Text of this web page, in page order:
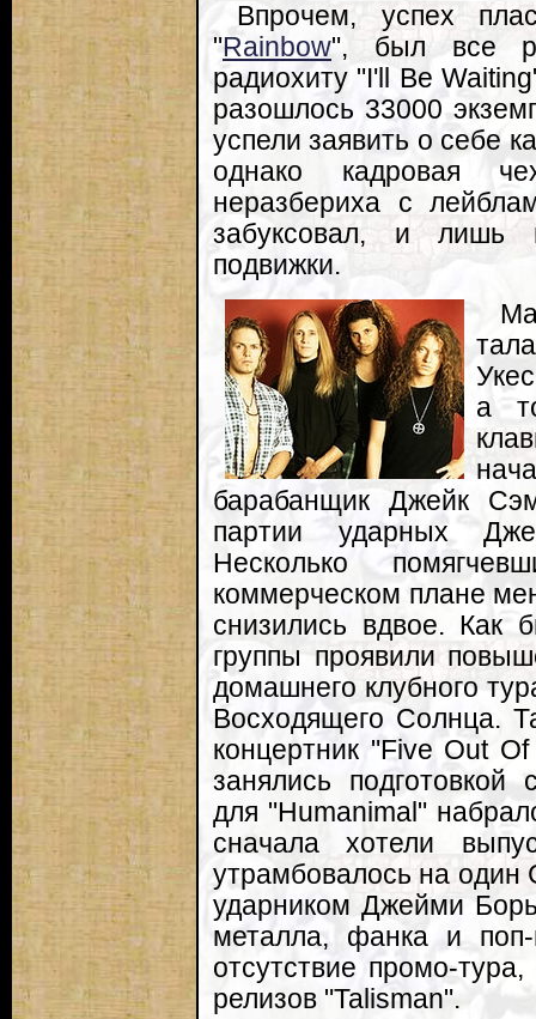
Впрочем, успех
"Rainbow", был все
радиохиту "I'll Be
разошлось 33000
успели заявить о себе
однако кадровая
неразбериха с
забуксовал, и лишь
подвижки.
а
барабанщик Джейк
партии ударных
Несколько
коммерческом плане
снизились вдвое. Как
группы проявили
домашнего клубного
Восходящего Солнца.
концертник "Five Out
занялись подготовкой
для "Humanimal"
сначала хотели
утрамбовалось на
ударником Джейми
металла, фанка и
отсутствие промо-
релизов "Talisman".